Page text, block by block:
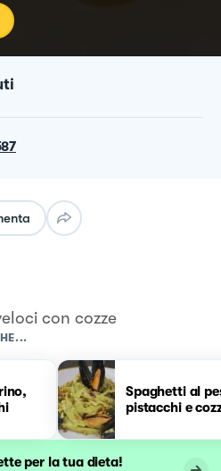
con cozze
Spaghetti al
pistacchi e
per la tua dieta!